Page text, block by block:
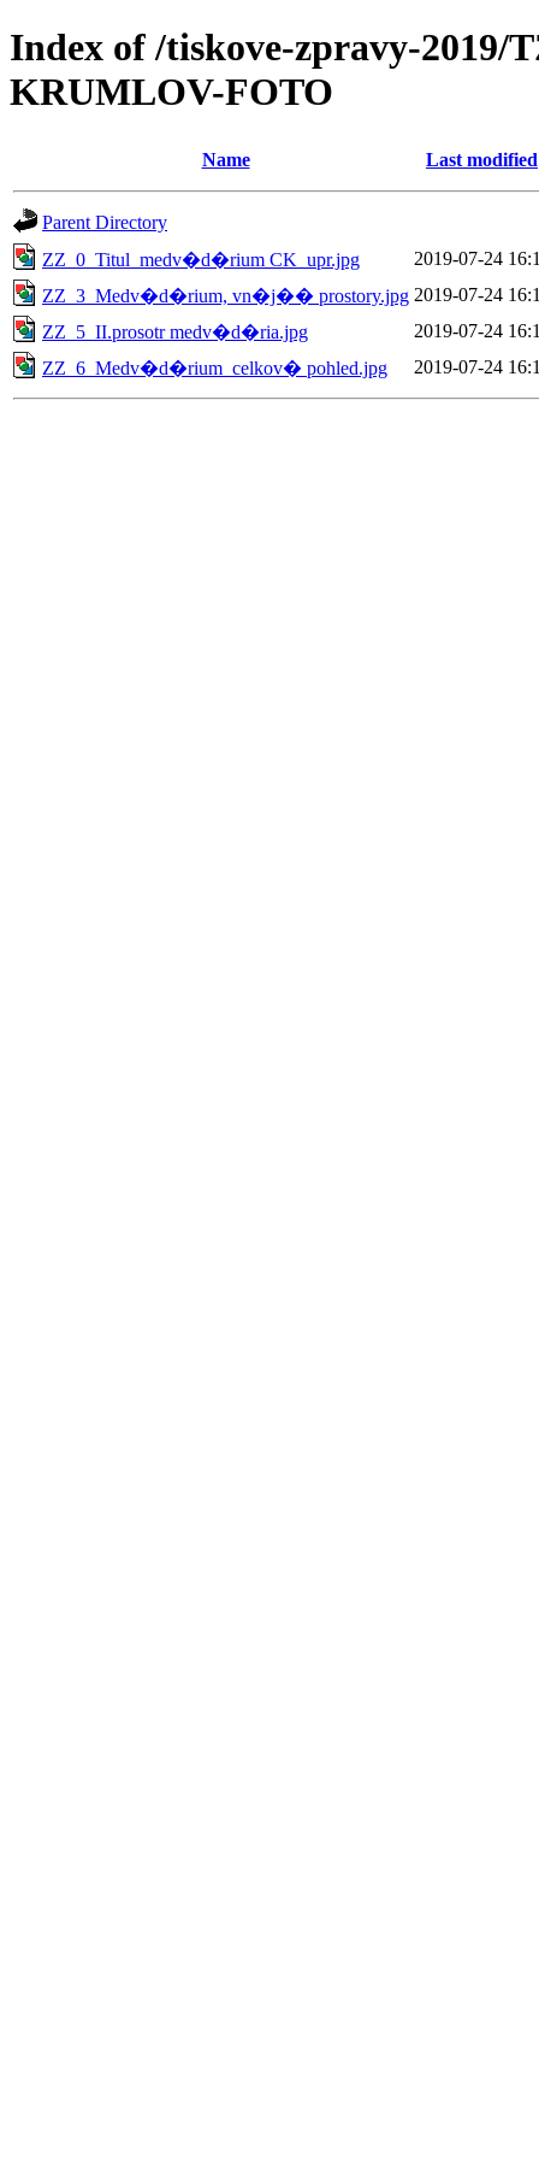
Index of /tiskove-zpravy-2019/
KRUMLOV-FOTO
Name Last modified
Parent Directory
ZZ_0_Titul_medv�d�rium CK_upr.jpg
2019-07-24
ZZ_3_Medv�d�rium, vn�j�� prostory.jpg 2019-07-24
ZZ_5_II.prosotr medv�d�ria.jpg
2019-07-24
ZZ_6_Medv�d�rium_celkov� pohled.jpg
2019-07-24